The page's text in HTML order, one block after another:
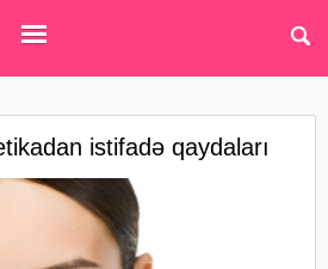
istifadə qaydaları